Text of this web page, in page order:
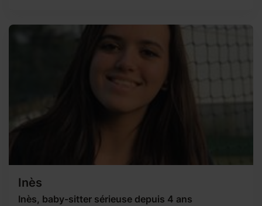
Inès
Inès, baby-sitter sérieuse depuis 4 ans